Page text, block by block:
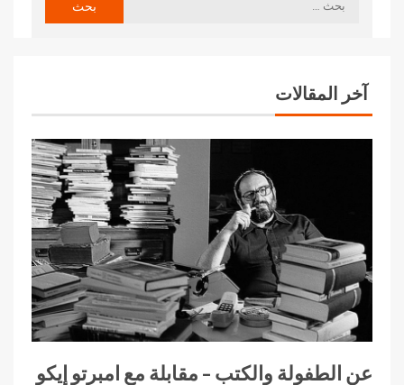
آخر المقالات
عن الطفولة والكتب – مقابلة مع امبرتو إيكو